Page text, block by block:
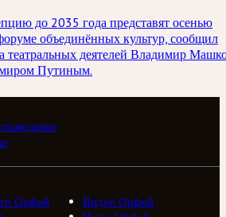
до 2035 года представят осенью
объединённых культур, сообщил
театральных деятелей Владимир
Путиным.
Орфей
Видео Орфей